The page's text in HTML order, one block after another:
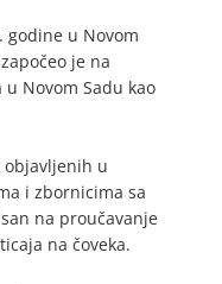
godine u Novom
je na
Novom Sadu kao
objavljenih u
i zbornicima sa
na proučavanje
na čoveka.